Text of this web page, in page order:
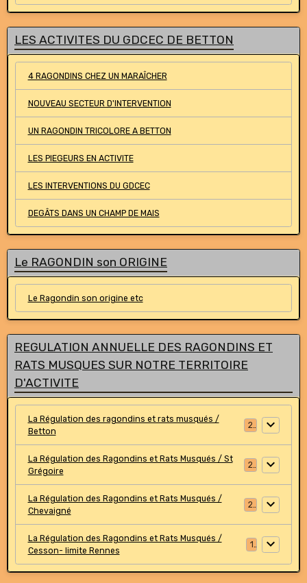
LES ACTIVITES DU GDCEC DE BETTON
4 RAGONDINS CHEZ UN MARAÎCHER
NOUVEAU SECTEUR D'INTERVENTION
UN RAGONDIN TRICOLORE A BETTON
LES PIEGEURS EN ACTIVITE
LES INTERVENTIONS DU GDCEC
DEGÂTS DANS UN CHAMP DE MAIS
Le RAGONDIN son ORIGINE
Le Ragondin son origine etc
REGULATION ANNUELLE DES RAGONDINS ET
RATS MUSQUES SUR NOTRE TERRITOIRE
D'ACTIVITE
La Régulation des ragondins et rats musqués /
Betton
La Régulation des Ragondins et Rats Musqués / St
Grégoire
La Régulation des Ragondins et Rats Musqués /
Chevaigné
La Régulation des Ragondins et Rats Musqués /
Cesson- limite Rennes